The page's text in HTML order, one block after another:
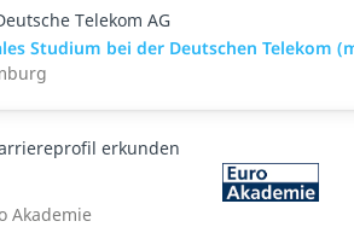
Telekom AG
Studium bei der Deutschen Telekom
erkunden
Akademie